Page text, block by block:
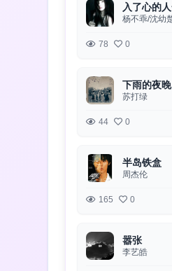
入了心的
杨不乖/沈幼
78 0
下雨的夜晚
苏打绿
44 0
半岛铁盒
周杰伦
165 0
嚣张
李艺皓